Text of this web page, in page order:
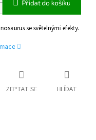
Přidat do košíku
se světelnými efekty.
ZEPTAT SE HLÍDAT